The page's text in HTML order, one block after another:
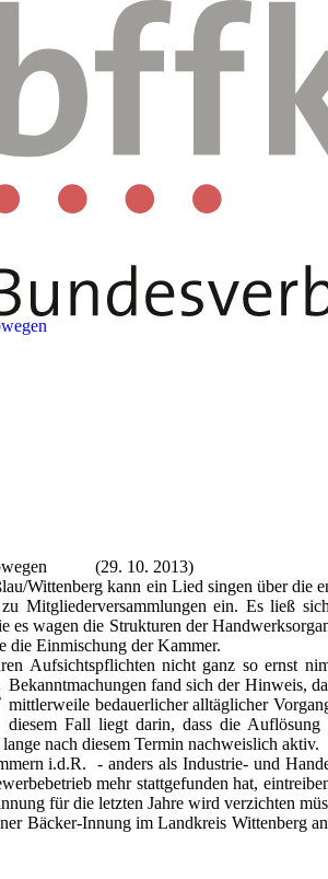
Abwegen (29. 10. 2013)
Wittenberg kann ein Lied singen über die
Mitgliederversammlungen ein. Es ließ
es wagen die Strukturen der
die Einmischung der Kammer.
Aufsichtspflichten nicht ganz so ernst
Bekanntmachungen fand sich der Hinweis,
mittlerweile bedauerlicher alltäglicher
diesem Fall liegt darin, dass die
nach diesem Termin nachweislich aktiv.
i.d.R. - anders als Industrie- und
mehr stattgefunden hat,
für die letzten Jahre wird verzichten
Bäcker-Innung im Landkreis Wittenberg